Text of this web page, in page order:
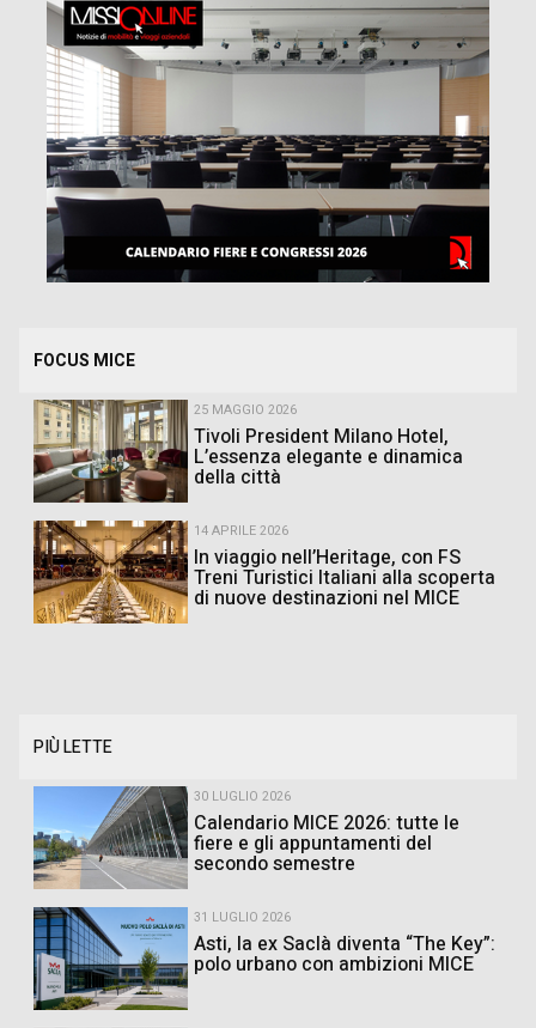
FOCUS MICE
25 MAGGIO 2026
Tivoli President Milano Hotel,
L’essenza elegante e dinamica
della città
14 APRILE 2026
In viaggio nell’Heritage, con FS
Treni Turistici Italiani alla scoperta
di nuove destinazioni nel MICE
PIÙ LETTE
30 LUGLIO 2026
Calendario MICE 2026: tutte le
fiere e gli appuntamenti del
secondo semestre
31 LUGLIO 2026
Asti, la ex Saclà diventa “The Key”:
polo urbano con ambizioni MICE